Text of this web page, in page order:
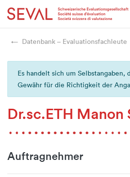
Startseite
Weiter zur Hauptnavigation
Weiter zum Inhalt
Weiter zur Kontaktseite
Weiter zur Sitemap
Weiter zur Suche
Weiter zum Login
Datenbank – Evaluationsfachleute
Es handelt sich um Selbstangaben,
Gewähr für die Richtigkeit der
Dr.sc.ETH Manon
Auftragnehmer